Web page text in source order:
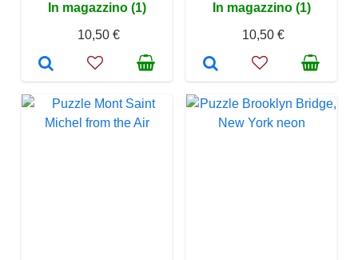
In magazzino (1)
10,50 €
In magazzino (1)
10,50 €